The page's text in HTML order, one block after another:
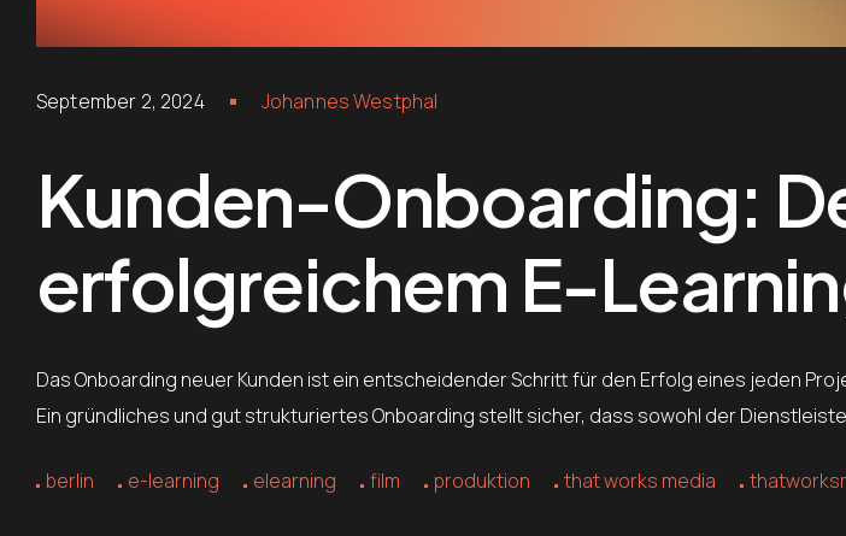
September 2, 2024 Johannes Westphal
Kunden-Onboarding:
erfolgreichem E-
Das Onboarding neuer Kunden ist ein entscheidender Schritt für den Erfolg eines jeden
Ein gründliches und gut strukturiertes Onboarding stellt sicher, dass sowohl der
berlin e-learning elearning film produktion that works media